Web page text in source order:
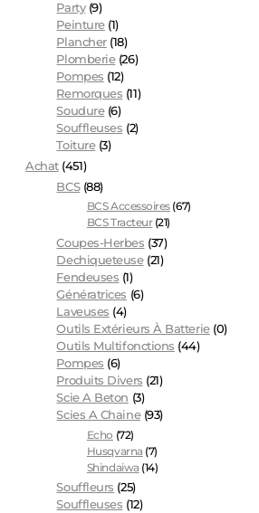
Party (9)
Peinture (1)
Plancher (18)
Plomberie (26)
Pompes (12)
Remorques (11)
Soudure (6)
Souffleuses (2)
Toiture (3)
Achat (451)
BCS (88)
BCS Accessoires (67)
BCS Tracteur (21)
Coupes-Herbes (37)
Dechiqueteuse (21)
Fendeuses (1)
Génératrices (6)
Laveuses (4)
Outils Extérieurs À Batterie (0)
Outils Multifonctions (44)
Pompes (6)
Produits Divers (21)
Scie A Beton (3)
Scies A Chaine (93)
Echo (72)
Husqvarna (7)
Shindaiwa (14)
Souffleurs (25)
Souffleuses (12)